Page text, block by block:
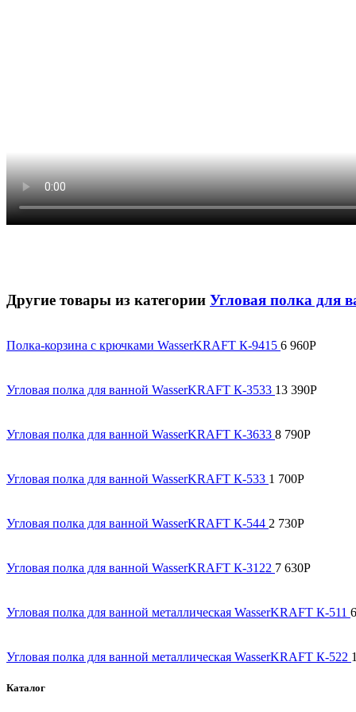
Другие товары из категории Угловая полка для
Полка-корзина с крючками WasserKRAFT К-9415 6 960Р
Угловая полка для ванной WasserKRAFT К-3533 13 390Р
Угловая полка для ванной WasserKRAFT К-3633 8 790Р
Угловая полка для ванной WasserKRAFT К-533 1 700Р
Угловая полка для ванной WasserKRAFT К-544 2 730Р
Угловая полка для ванной WasserKRAFT К-3122 7 630Р
Угловая полка для ванной металлическая WasserKRAFT К-511
Угловая полка для ванной металлическая WasserKRAFT К-522
Каталог